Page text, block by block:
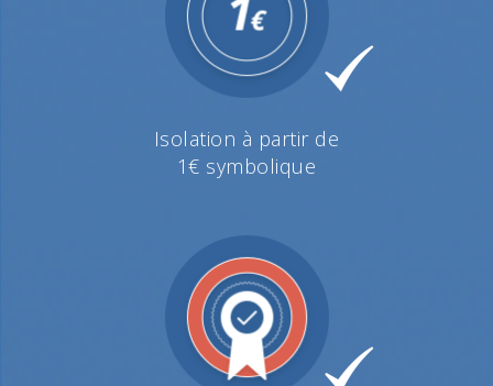
Isolation à partir de
1€ symbolique